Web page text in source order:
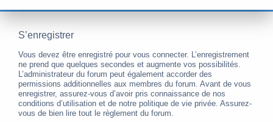
S’enregistrer
Vous devez être enregistré pour vous connecter. L’enregistrement
ne prend que quelques secondes et augmente vos possibilités.
L’administrateur du forum peut également accorder des
permissions additionnelles aux membres du forum. Avant de vous
enregistrer, assurez-vous d’avoir pris connaissance de nos
conditions d’utilisation et de notre politique de vie privée. Assurez-
vous de bien lire tout le règlement du forum.